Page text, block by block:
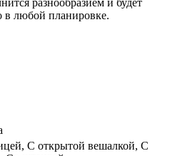
разнообразием и будет
в любой планировке.
С открытой вешалкой, С